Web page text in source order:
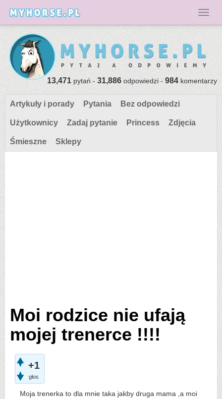
13,471pytań -31,886odpowiedzi -984komentarzy
Artykuły i porady Pytania Bez odpowiedzi
Użytkownicy Zadaj pytanie Princess Zdjęcia
Śmieszne Sklepy
Moi rodzice nie ufają
mojej trenerce !!!!
+1
głos
Moja trenerka to dla mnie taka jakby druga mama ,a moi